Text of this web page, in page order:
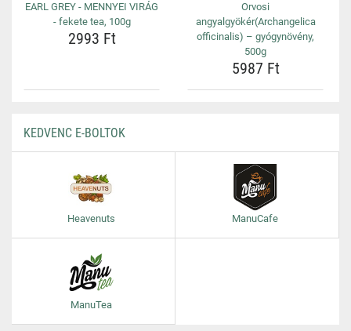
EARL GREY - MENNYEI VIRÁG
- fekete tea, 100g
2993 Ft
Orvosi
angyalgyökér(Archangelica
officinalis) – gyógynövény,
500g
5987 Ft
KEDVENC E-BOLTOK
Heavenuts ManuCafe
ManuTea